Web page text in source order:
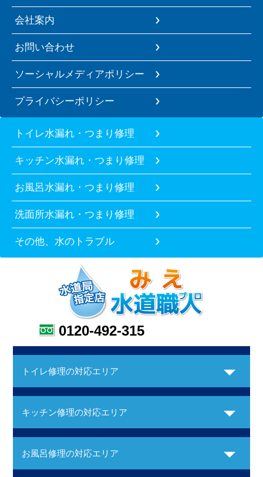
会社案内
お問い合わせ
ソーシャルメディアポリシー
プライバシーポリシー
トイレ水漏れ・つまり修理
キッチン水漏れ・つまり修理
お風呂水漏れ・つまり修理
洗面所水漏れ・つまり修理
その他、水のトラブル
0120-492-315
トイレ修理の対応エリア
キッチン修理の対応エリア
お風呂修理の対応エリア